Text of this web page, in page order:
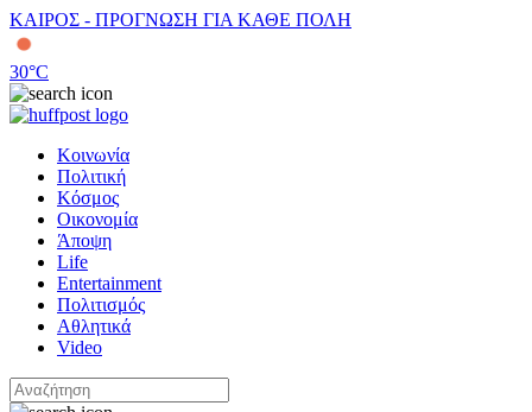
ΚΑΙΡΟΣ - ΠΡΟΓΝΩΣΗ ΓΙΑ ΚΑΘΕ ΠΟΛΗ
30°C
Κοινωνία
Πολιτική
Κόσμος
Οικονομία
Άποψη
Life
Entertainment
Πολιτισμός
Αθλητικά
Video